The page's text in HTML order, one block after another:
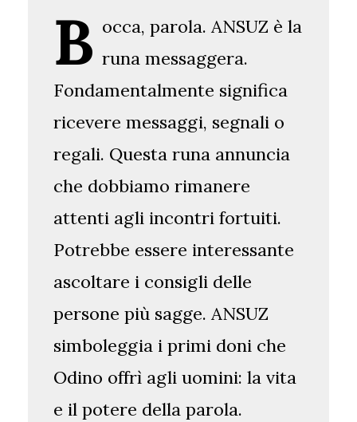
B occa, parola. ANSUZ è la
runa messaggera.
Fondamentalmente significa
ricevere messaggi, segnali o
regali. Questa runa annuncia
che dobbiamo rimanere
attenti agli incontri fortuiti.
Potrebbe essere interessante
ascoltare i consigli delle
persone più sagge. ANSUZ
simboleggia i primi doni che
Odino offrì agli uomini: la vita
e il potere della parola.